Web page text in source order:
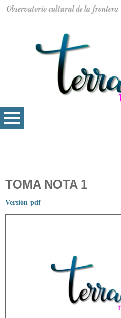
TOMA NOTA 1
Versión pdf